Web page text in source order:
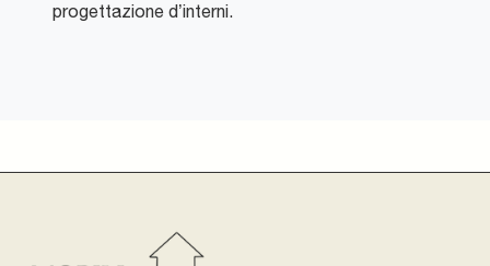
progettazione d’interni.